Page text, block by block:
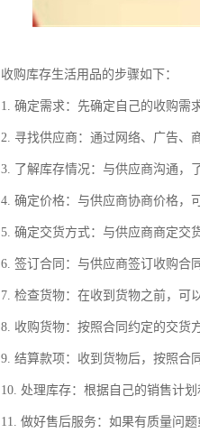
收购库存生活用品的步骤如下：
1. 确定需求：先确定自己的收购需
2. 寻找供应商：通过网络、广告、
3. 了解库存情况：与供应商沟通，
4. 确定价格：与供应商协商价格，
5. 确定交货方式：与供应商商定交
6. 签订合同：与供应商签订收购合
7. 检查货物：在收到货物之前，可
8. 收购货物：按照合同约定的交货
9. 结算款项：收到货物后，按照合
10. 处理库存：根据自己的销售计
11. 做好售后服务：如果有质量问